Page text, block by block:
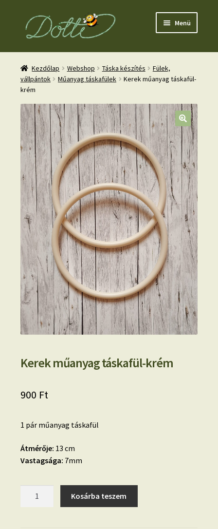
Ugrás
Kilépés
Menü
Kezdőlap Webshop Táska készítés
Fülek,
vállpántok
Műanyag táskafülek
Kerek műanyag táskafül-
krém
Kerek műanyag táskafül-krém
900 Ft
1 pár műanyag táskafül
Átmérője: 13 cm
Vastagsága: 7mm
Kosárba teszem